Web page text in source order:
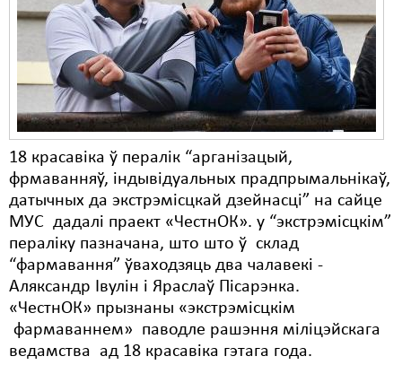
18 красавіка ў пералік “арганізацый,
фрмаванняў, індывідуальных прадпрымальнікаў,
датычных да экстрэмісцкай дзейнасці” на сайце
МУС дадалі праект «ЧестнОК». у “экстрэмісцкім”
пераліку пазначана, што што ў склад
“фармавання” ўваходзяць два чалавекі -
Аляксандр Івулін і Яраслаў Пісарэнка.
«ЧестнОК» прызнаны «экстрэмісцкім
фармаваннем» паводле рашэння міліцэйскага
ведамства ад 18 красавіка гэтага года.
КПЧ ААН
Культурныя правы
Мігранты
Мірныя сходы
Палітвязьні
Праваабаронцы
Пэнітэнцыярная сыстэма
Распальваньне варожасьці